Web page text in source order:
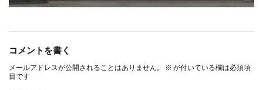
コメントを書く
メールアドレスが公開されることはありません。 ※ が付いている欄は必須項
目です